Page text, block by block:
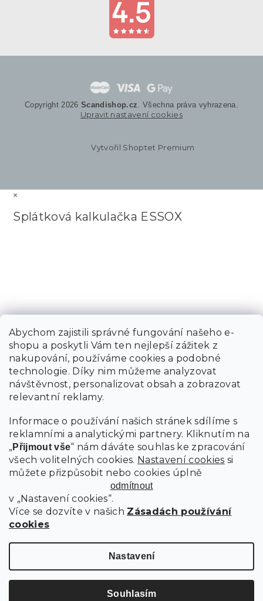
Abychom zajistili správné fungování našeho e-
shopu a poskytli Vám ten nejlepší zážitek z
nakupování, používáme cookies a podobné
technologie. Díky nim můžeme analyzovat
návštěvnost, personalizovat obsah a zobrazovat
relevantní reklamy.
Informace o používání našich stránek sdílíme s
reklamními a analytickými partnery. Kliknutím na
„Přijmout vše“ nám dáváte souhlas ke zpracování
všech volitelných cookies. Nastavení cookies si
můžete přizpůsobit nebo cookies úplně
odmítnout
v „Nastavení cookies“.
Více se dozvíte v našich Zásadách používání
cookies
Nastavení
Souhlasím
Vytvořil Shoptet Premium
Copyright 2026 Scandishop.cz . Všechna práva vyhrazena.
Upravit nastavení cookies
×
Splátková kalkulačka ESSOX